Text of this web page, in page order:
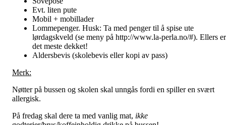
Evt. liten pute
Mobil + mobillader
Lommepenger. Husk: Ta med penger til å spise ute
lørdagskveld (se meny på http://www.la-perla.no/#). Ellers er
det meste dekket!
Aldersbevis (skolebevis eller kopi av pass)
Merk:
Nøtter på bussen og skolen skal unngås fordi en spiller en svært
allergisk.
På fredag skal dere ta med vanlig mat, ikke